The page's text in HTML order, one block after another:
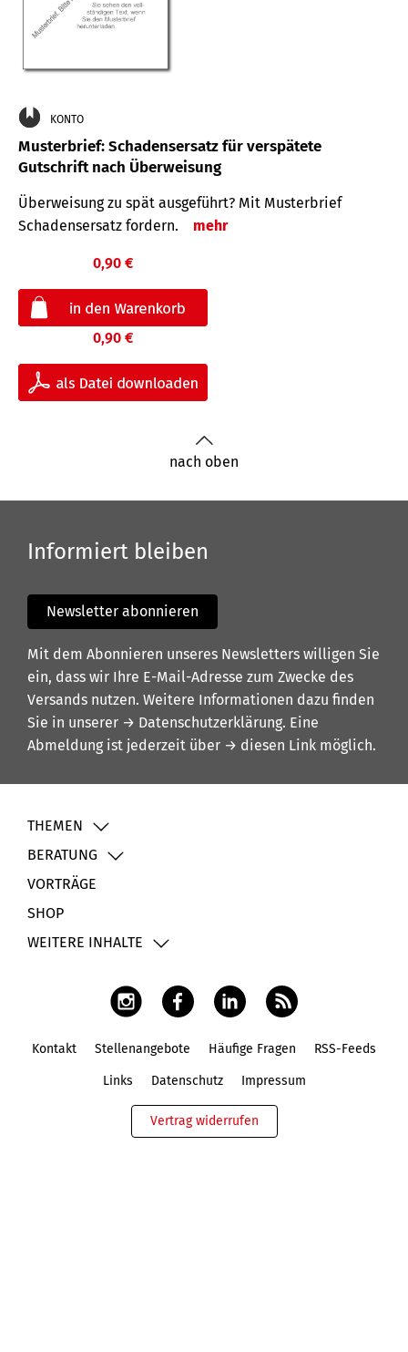
KONTO
Musterbrief: Schadensersatz für verspätete
Gutschrift nach Überweisung
Überweisung zu spät ausgeführt? Mit Musterbrief
Schadensersatz fordern.
mehr
0,90 €
0,90 €
nach oben
Informiert bleiben
Newsletter abonnieren
Mit dem Abonnieren unseres Newsletters willigen Sie
ein, dass wir Ihre E-Mail-Adresse zum Zwecke des
Versands nutzen. Weitere Informationen dazu finden
Sie in unserer → Datenschutzerklärung. Eine
Abmeldung ist jederzeit über → diesen Link möglich.
THEMEN
BERATUNG
VORTRÄGE
SHOP
WEITERE INHALTE
Kontakt Stellenangebote Häufige Fragen RSS-Feeds
Links Datenschutz Impressum
Vertrag widerrufen